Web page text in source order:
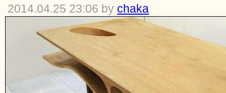
2014.04.25 23:06 by chaka